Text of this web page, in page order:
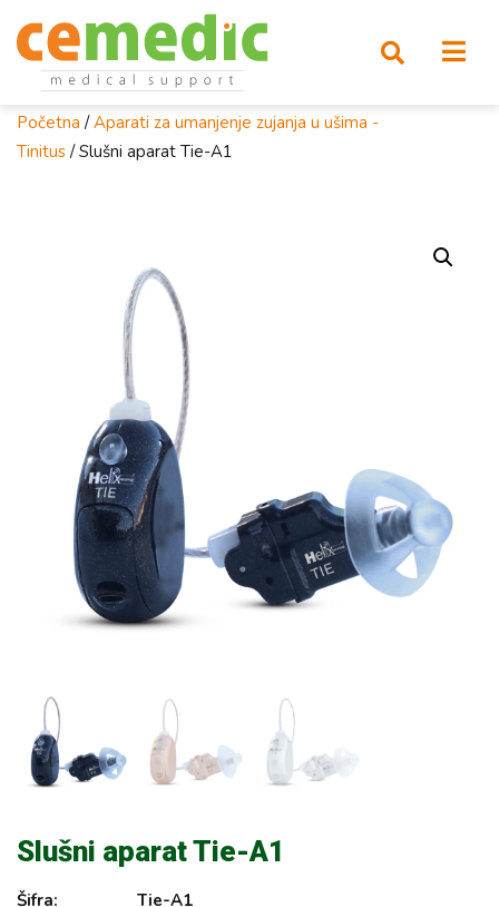
Početna /Aparati za umanjenje zujanja u ušima -
Tinitus/ Slušni aparat Tie-A1
Slušni aparat Tie-A1
Šifra:
Tie-A1